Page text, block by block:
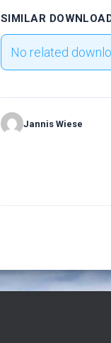
SIMILAR
No related
Jannis Wiese